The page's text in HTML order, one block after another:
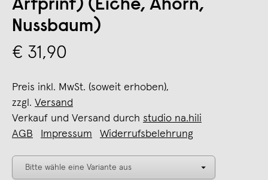
Artprint) (Eiche, Ahorn,
Nussbaum)
€ 31,90
Preis inkl. MwSt. (soweit erhoben),
zzgl. Versand
Verkauf und Versand durch studio na.hili
AGB
Impressum Widerrufsbelehrung